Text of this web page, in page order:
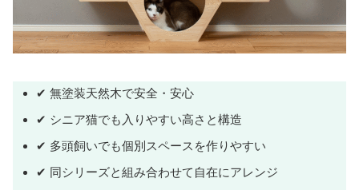
✔ 無塗装天然木で安全・安心
✔ シニア猫でも入りやすい高さと構造
✔ 多頭飼いでも個別スペースを作りやすい
✔ 同シリーズと組み合わせて自在にアレンジ